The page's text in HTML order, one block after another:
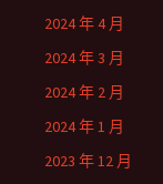
2024 年 4 月
2024 年 3 月
2024 年 2 月
2024 年 1 月
2023 年 12 月